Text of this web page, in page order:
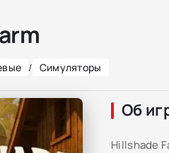
/ Симуляторы
Об
Hillshade